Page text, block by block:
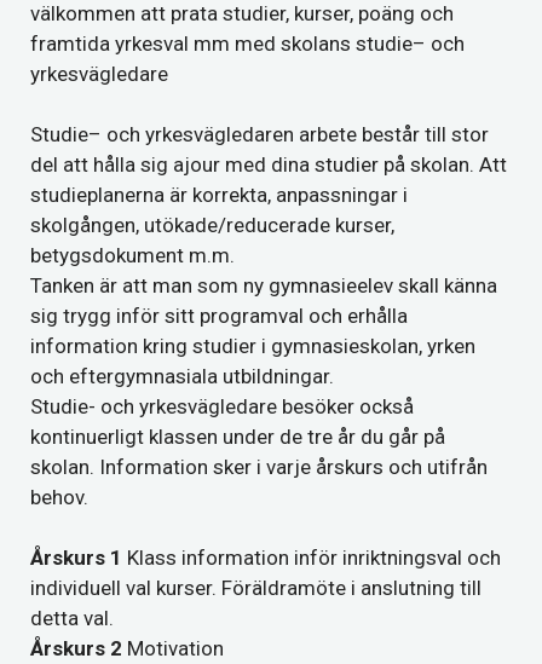
välkommen att prata studier, kurser, poäng och
framtida yrkesval mm med skolans studie– och
yrkesvägledare
Studie– och yrkesvägledaren arbete består till stor
del att hålla sig ajour med dina studier på skolan. Att
studieplanerna är korrekta, anpassningar i
skolgången, utökade/reducerade kurser,
betygsdokument m.m.
Tanken är att man som ny gymnasieelev skall känna
sig trygg inför sitt programval och erhålla
information kring studier i gymnasieskolan, yrken
och eftergymnasiala utbildningar.
Studie- och yrkesvägledare besöker också
kontinuerligt klassen under de tre år du går på
skolan. Information sker i varje årskurs och utifrån
behov.
Årskurs 1 Klass information inför inriktningsval och
individuell val kurser. Föräldramöte i anslutning till
detta val.
Årskurs 2 Motivation